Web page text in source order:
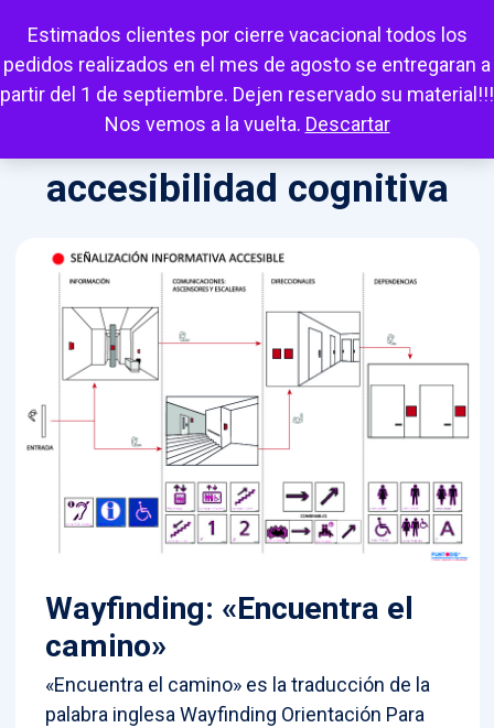
Estimados clientes por cierre vacacional todos los
pedidos realizados en el mes de agosto se entregaran a
partir del 1 de septiembre. Dejen reservado su material!!!
Nos vemos a la vuelta. Descartar
Mi cuenta Carrito Favoritos Escuchar
accesibilidad cognitiva
Wayfinding: «Encuentra el
camino»
«Encuentra el camino» es la traducción de la
palabra inglesa Wayfinding Orientación Para